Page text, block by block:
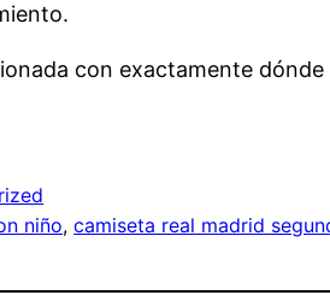
con exactamente
niño, camiseta real madrid